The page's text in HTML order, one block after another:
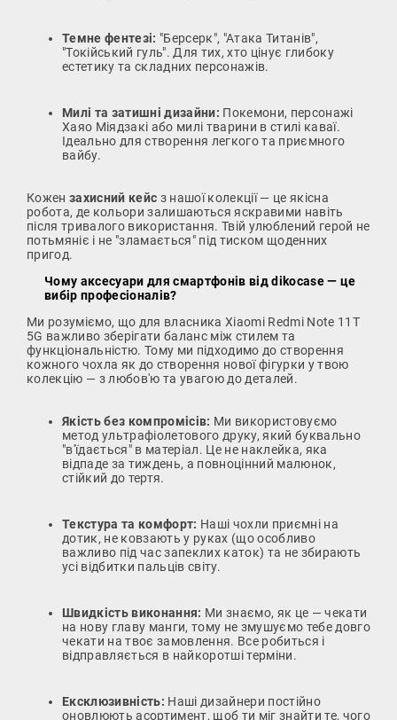
Темне фентезі: "Берсерк", "Атака Титанів",
"Токійський гуль". Для тих, хто цінує глибоку
естетику та складних персонажів.
Милі та затишні дизайни: Покемони, персонажі
Хаяо Міядзакі або милі тварини в стилі каваї.
Ідеально для створення легкого та приємного
вайбу.
Кожен захисний кейс з нашої колекції — це якісна
робота, де кольори залишаються яскравими навіть
після тривалого використання. Твій улюблений герой не
потьмяніє і не "зламається" під тиском щоденних
пригод.
Чому аксесуари для смартфонів від dikocase — це
вибір професіоналів?
Ми розуміємо, що для власника Xiaomi Redmi Note 11T
5G важливо зберігати баланс між стилем та
функціональністю. Тому ми підходимо до створення
кожного чохла як до створення нової фігурки у твою
колекцію — з любов'ю та увагою до деталей.
Якість без компромісів: Ми використовуємо
метод ультрафіолетового друку, який буквально
"в'їдається" в матеріал. Це не наклейка, яка
відпаде за тиждень, а повноцінний малюнок,
стійкий до тертя.
Текстура та комфорт: Наші чохли приємні на
дотик, не ковзають у руках (що особливо
важливо під час запеклих каток) та не збирають
усі відбитки пальців світу.
Швидкість виконання: Ми знаємо, як це — чекати
на нову главу манги, тому не змушуємо тебе довго
чекати на твоє замовлення. Все робиться і
відправляється в найкоротші терміни.
Ексклюзивність: Наші дизайнери постійно
оновлюють асортимент, щоб ти міг знайти те, чого